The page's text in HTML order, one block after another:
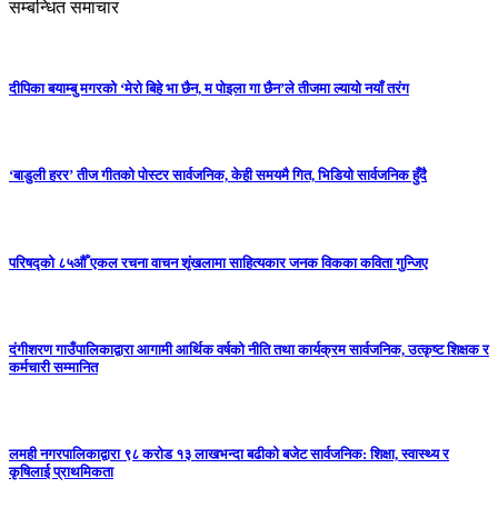
सम्बन्धित समाचार
दीपिका बयाम्बु मगरको ‘मेरो बिहे भा छैन, म पोइला गा छैन’ले तीजमा ल्यायो नयाँ तरंग
‘बाडुली हरर’ तीज गीतको पोस्टर सार्वजनिक, केही समयमै गित, भिडियो सार्वजनिक हुँदै
परिषद्को ८५औँ एकल रचना वाचन शृंखलामा साहित्यकार जनक विकका कविता गुन्जिए
दंगीशरण गाउँपालिकाद्वारा आगामी आर्थिक वर्षको नीति तथा कार्यक्रम सार्वजनिक, उत्कृष्ट शिक्षक र
कर्मचारी सम्मानित
लमही नगरपालिकाद्वारा ९८ करोड १३ लाखभन्दा बढीको बजेट सार्वजनिक: शिक्षा, स्वास्थ्य र
कृषिलाई प्राथमिकता